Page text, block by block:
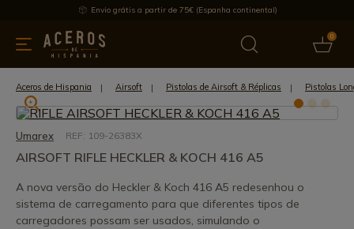
Envio grátis a partir de 75€ (Espanha continental)
0
& Utensílios de cozinha Oferece Últimas notícias
Aceros de Hispania Airsoft Pistolas de Airsoft & Réplicas Pistolas
Umarex REF: 109-26383X
AIRSOFT RIFLE HECKLER & KOCH 416 A5
A nova versão do Heckler & Koch 416 A5 redesenhou o
sistema de carregamento para que diferentes tipos de
carregadores possam ser usados, simulando o